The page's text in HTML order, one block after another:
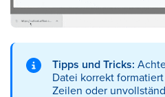
Tipps und Tricks:
Datei korrekt
Zeilen oder